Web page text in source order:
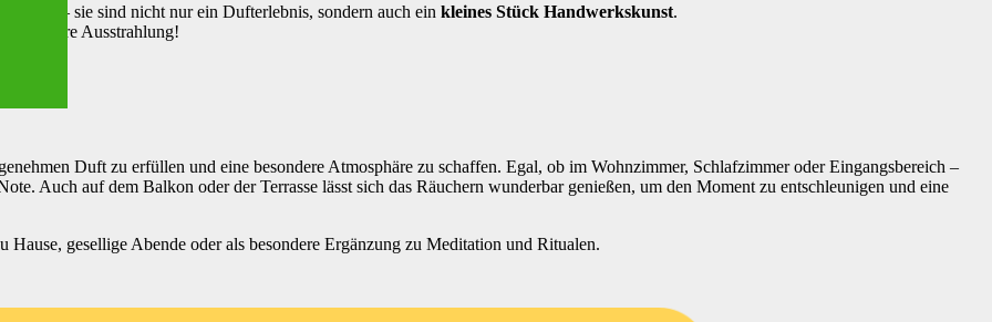
geformt – sie sind nicht nur ein Dufterlebnis, sondern auch ein kleines Stück Handwerkskunst.
besondere Ausstrahlung!
Duft zu erfüllen und eine besondere Atmosphäre zu schaffen. Egal, ob im Wohnzimmer, Schlafzimmer oder Eingangsbereich –
Auch auf dem Balkon oder der Terrasse lässt sich das Räuchern wunderbar genießen, um den Moment zu entschleunigen und eine
Hause, gesellige Abende oder als besondere Ergänzung zu Meditation und Ritualen.